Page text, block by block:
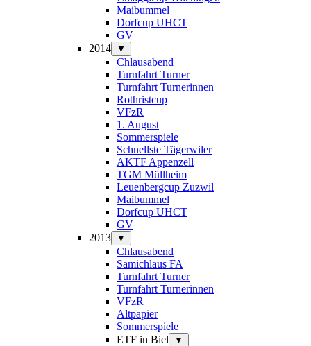
Maibummel
Dorfcup UHCT
GV
2014
▼
Chlausabend
Turnfahrt Turner
Turnfahrt Turnerinnen
Rothristcup
VFzR
1. August
Sommerspiele
Schnellste Tägerwiler
AKTF Appenzell
TGM Müllheim
Leuenbergcup Zuzwil
Maibummel
Dorfcup UHCT
GV
2013
▼
Chlausabend
Samichlaus FA
Turnfahrt Turner
Turnfahrt Turnerinnen
VFzR
Altpapier
Sommerspiele
ETF in Biel
▼